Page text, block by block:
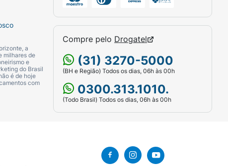
a
milhares de
e
do Brasil
é de hoje
com
Compre pelo Drogatel
(31) 3270-5000
(BH e Região) Todos os dias, 06h às 00h
0300.313.1010.
(Todo Brasil) Todos os dias, 06h às 00h